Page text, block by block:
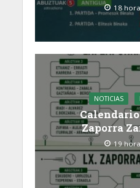
18
NOTICIAS
Zaporra
19